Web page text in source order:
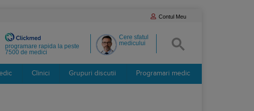
Contul Meu
Cere sfatul
medicului
programare rapida la peste
7500 de medici
Clinici Grupuri discutii Programari medic